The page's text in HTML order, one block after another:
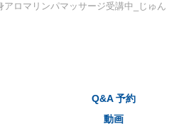
アロマリンパマッサージ受講中_じゅん
Q&A 予約
動画